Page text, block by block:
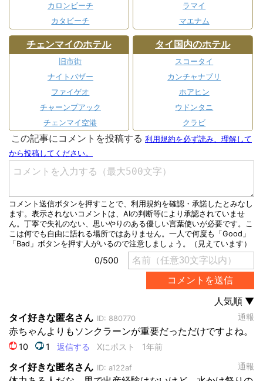
カロンビーチ
カタビーチ
ラマイ
マエナム
チェンマイのホテル
旧市街
ナイトバザー
ファイゲオ
チャーンプアック
チェンマイ空港
タイ国内のホテル
スコータイ
カンチャナブリ
ホアヒン
ウドンタニ
クラビ